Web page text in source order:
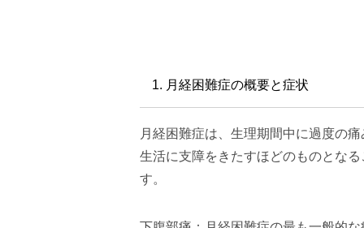
1. 月経困難症の概要と症状
月経困難症は、生理期間中に過度の
生活に支障をきたすほどのものとな
す。